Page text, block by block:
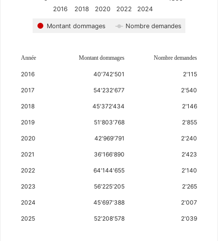
Montant dommages Nombre demandes
2016 2018 2020 2022 2024
Année Montant dommages Nombre demandes
2016 40'742'501 2'115
2017 54'232'677 2'540
2018 45'372'434 2'146
2019 51'803'768 2'855
2020 42'969'791 2'240
2021 36'166'890 2'423
2022 64'144'655 2'140
2023 56'225'205 2'265
2024 45'697'388 2'007
2025 52'208'578 2'039